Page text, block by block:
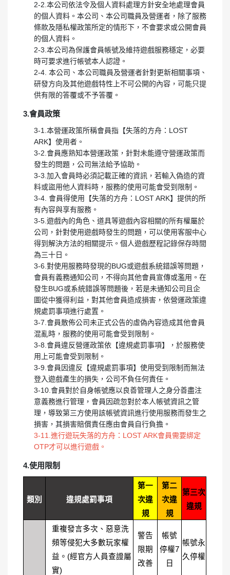
2-2.本公司依法令及個人資料處理方針安全地處理會員
的個人資料。本公司、本公司職員及營運者，除了服務
條款及隱私權政策所定的情形下，不會要求或公開會員
的個人資料。
2-3.本公司為保護會員帳號及維持遊戲服務穩定，必要
時可要求進行帳號本人認證。
2-4. 本公司、本公司職員及營運者針對更新相關事項、
研發方向及其他遊戲特性上不可公開的內容，可能只提
供有限的答覆或不予答覆。
3.會員政策
3-1.本營運政策所稱會員指【失落的方舟：LOST
ARK】使用者。
3-2.會員應熟知本營運政策，針對未能遵守營運政策而
發生的問題，公司無法給予協助。
3-3.加入會員時必須記載正確的資訊，若輸入偽造的資
料或盜用他人資料時，服務的使用可能會受到限制。
3-4. 會員得使用【失落的方舟：LOST ARK】提供的所
有內容與享有服務。
3-5.遊戲內的角色、道具等遊戲內容相關的所有權屬於
公司，針對使用遊戲時發生的問題，可以使用客服中心
得到解決方法的相關提示。個人遊戲歷程記錄保存時間
為三十日。
3-6.對使用服務時發現的BUG或遊戲系統錯誤等問題，
會員有義務通知公司，不得向其他會員宣傳或濫用。在
發生BUG或系統錯誤等問題後，若是未通知公司且企
圖從中獲得利益，對其他會員造成損害，依營運政策違
規處罰事項進行處置。
3-7.會員散佈公司未正式公告的虛偽內容造成其他會員
混亂時，服務的使用可能會受到限制。
3-8.會員違反營運政策依【違規處罰事項】，於服務使
用上可能會受到限制。
3-9.會員因違反【違規處罰事項】使用受到限制而無法
登入遊戲產生的損失，公司不負任何責任。
3-10.會員對於自身帳號應以良善管理人之身分善盡注
意義務進行管理，會員因疏忽對於本人帳號資訊之管
理，導致第三方使用該帳號資訊進行使用服務而發生之
損害，其損害賠償責任應由會員自行負擔。
3-11.進行遊玩失落的方舟：LOST ARK會員需要綁定
OTP才可以進行遊戲。
4.使用限制
類別 違規處罰事項
第一
次違
規
第二
次違
規
第三次
違規
重複發言多次、惡意洗
頻等侵犯大多數玩家權
益。(經官方人員查證屬
實)
警告
限期
改善
帳號
停權7
日
帳號永
久停權